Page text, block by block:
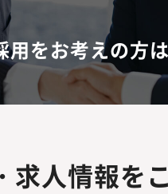
用をお考えの方
求人情報を